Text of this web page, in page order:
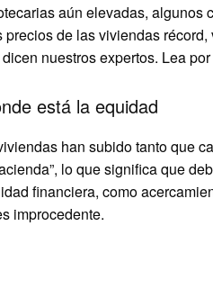
aún elevadas, algunos
precios de las viviendas
nuestros expertos. Lea
está la equidad
han subido tanto que
lo que significa que
financiera, como
improcedente.